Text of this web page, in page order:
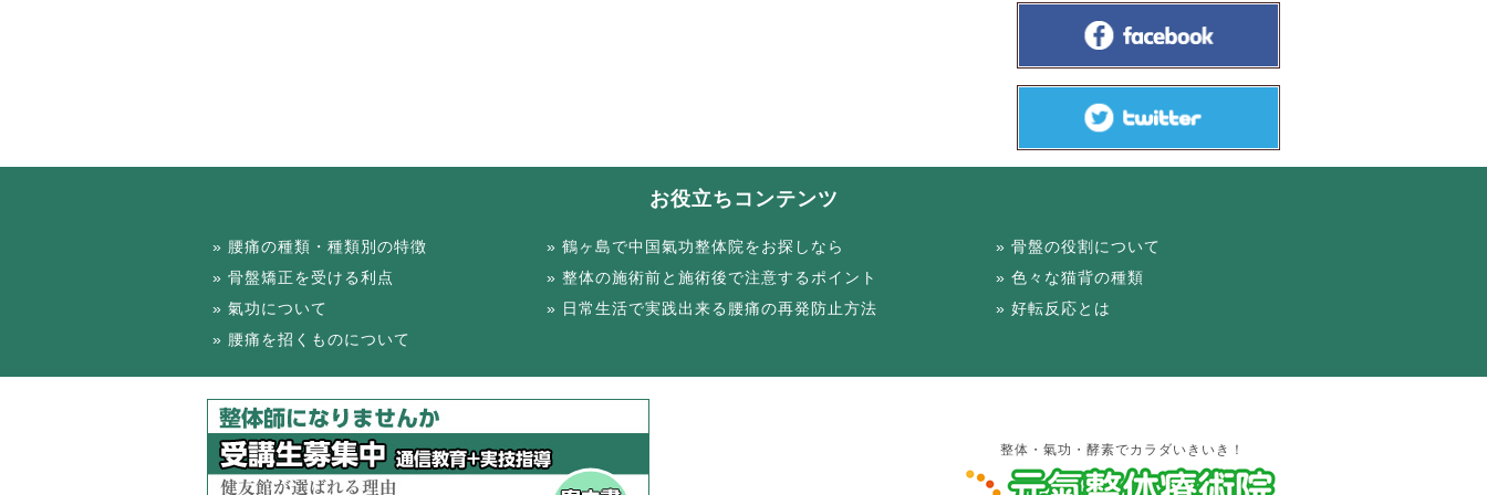
お役立ちコンテンツ
腰痛の種類・種類別の特徴
骨盤矯正を受ける利点
氣功について
腰痛を招くものについて
鶴ヶ島で中国氣功整体院をお探しなら
整体の施術前と施術後で注意するポイント
日常生活で実践出来る腰痛の再発防止方法
骨盤の役割について
色々な猫背の種類
好転反応とは
整体・氣功・酵素でカラダいきいき！